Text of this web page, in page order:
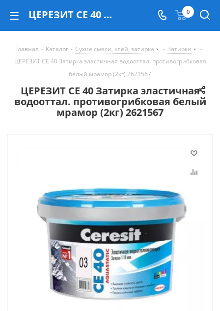
ЦЕРЕЗИТ CE 40 Затирка эластичная водооттал. противогрибковая белый мрамор (2кг) 2621567 - купить в Екатеринбурге 0
Главная - Каталог - Сухие смеси, клей, затирка - Затирки
-
ЦЕРЕЗИТ CE 40 Затирка эластичная водооттал. противогрибковая
белый мрамор (2кг) 2621567
ЦЕРЕЗИТ CE 40 Затирка эластичная
водооттал. противогрибковая белый
мрамор (2кг) 2621567